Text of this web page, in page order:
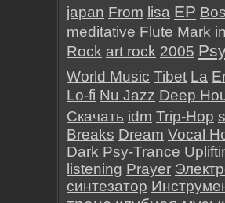
japan From lisa EP
meditative Flute Mark
Rock art rock 2005
World Music Tibet La
Lo-fi Nu Jazz Deep
Скачать idm Trip-Hop
Breaks Dream Vocal
Dark Psy-Trance
listening Prayer
синтезатор